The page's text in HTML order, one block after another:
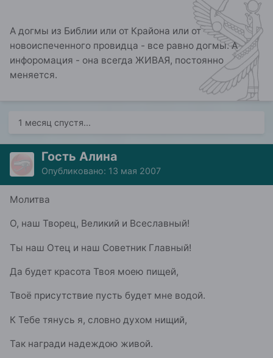
А догмы из Библии или от Крайона или от
новоиспеченного провидца - все равно догмы. А
инфоромация - она всегда ЖИВАЯ, постоянно
меняется.
1 месяц спустя...
Гость Алина
Опубликовано: 13 мая 2007
Молитва
О, наш Творец, Великий и Всеславный!
Ты наш Отец и наш Советник Главный!
Да будет красота Твоя моею пищей,
Твоё присутствие пусть будет мне водой.
К Тебе тянусь я, словно духом нищий,
Так награди надеждою живой.